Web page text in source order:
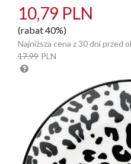
10,79 PLN
(rabat 40%)
Najniższa cena z 30 dni przed
17.99 PLN